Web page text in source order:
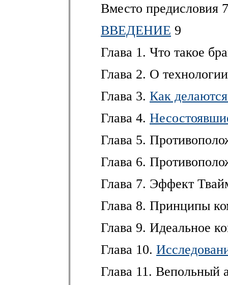
Вместо предисловия 7
ВВЕДЕНИЕ 9
Глава 1. Что такое
Глава 2. О
Глава 3. Как
Глава 4.
Глава 5.
Глава 6.
Глава 7. Эффект
Глава 8. Принципы
Глава 9. Идеальное
Глава 10.
Глава 11. Вепольный